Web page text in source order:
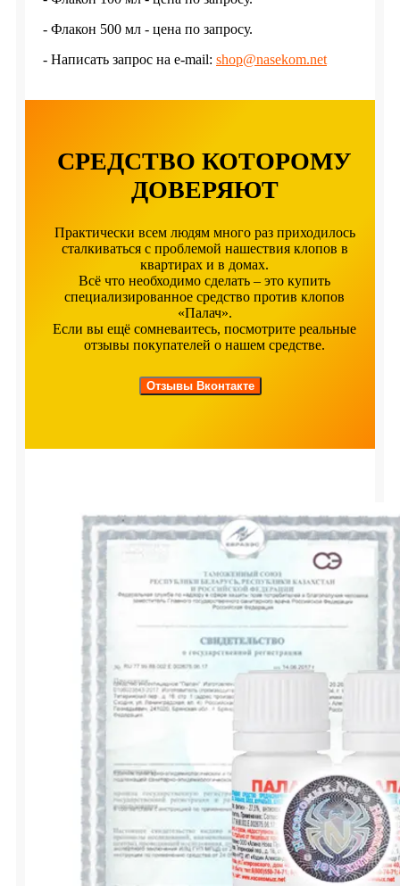
- Флакон 500 мл - цена по запросу.
- Написать запрос на e-mail: shop@nasekom.net
СРЕДСТВО КОТОРОМУ
ДОВЕРЯЮТ
Практически всем людям много раз приходилось
сталкиваться с проблемой нашествия клопов в
квартирах и в домах.
Всё что необходимо сделать – это купить
специализированное средство против клопов
«Палач».
Если вы ещё сомневаитесь, посмотрите реальные
отзывы покупателей о нашем средстве.
Отзывы Вконтакте